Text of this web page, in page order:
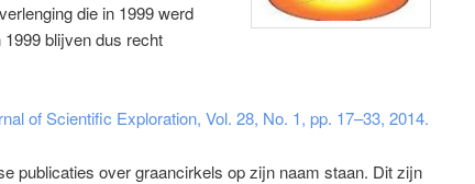
die in 1999 werd
blijven dus recht
of Scientific Exploration, Vol. 28, No. 1, pp. 17–33, 2014.
publicaties over graancirkels op zijn naam staan. Dit zijn